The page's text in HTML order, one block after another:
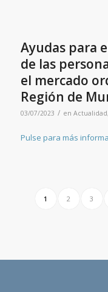
Ayudas para
de las
el mercado
Región de
03/07/2023 / en Actualidad,
Pulse para más
1 2 3